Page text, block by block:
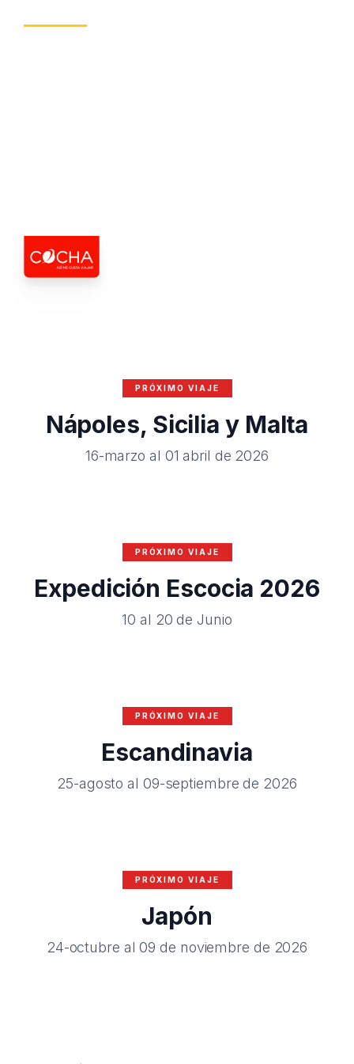
PRÓXIMO VIAJE
Nápoles, Sicilia y Malta
16-marzo al 01 abril de 2026
PRÓXIMO VIAJE
Expedición Escocia 2026
10 al 20 de Junio
PRÓXIMO VIAJE
Escandinavia
25-agosto al 09-septiembre de 2026
PRÓXIMO VIAJE
Japón
24-octubre al 09 de noviembre de 2026